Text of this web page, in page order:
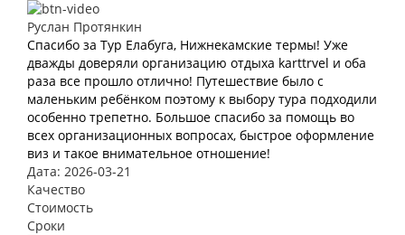
Руслан Протянкин
Спасибо за Тур Елабуга, Нижнекамские термы! Уже
дважды доверяли организацию отдыха karttrvel и оба
раза все прошло отлично! Путешествие было с
маленьким ребёнком поэтому к выбору тура подходили
особенно трепетно. Большое спасибо за помощь во
всех организационных вопросах, быстрое оформление
виз и такое внимательное отношение!
Дата: 2026-03-21
Качество
Стоимость
Сроки